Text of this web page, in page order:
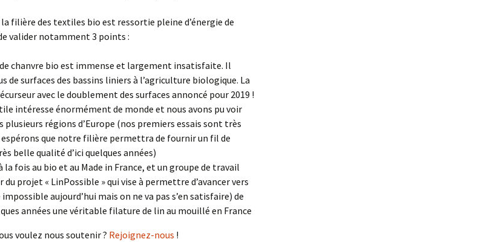
filière des textiles bio est ressortie pleine d’énergie de
valider notamment 3 points :
chanvre bio est immense et largement insatisfaite. Il
de surfaces des bassins liniers à l’agriculture biologique. La
avec le doublement des surfaces annoncé pour 2019 !
intéresse énormément de monde et nous avons pu voir
plusieurs régions d’Europe (nos premiers essais sont très
que notre filière permettra de fournir un fil de
belle qualité d’ici quelques années)
la fois au bio et au Made in France, et un groupe de travail
projet « LinPossible » qui vise à permettre d’avancer vers
aujourd’hui mais on ne va pas s’en satisfaire) de
années une véritable filature de lin au mouillé en France
voulez nous soutenir ? Rejoignez-nous !